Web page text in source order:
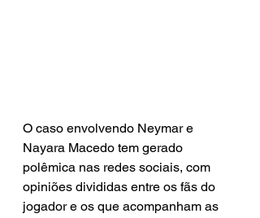
O caso envolvendo Neymar e
Nayara Macedo tem gerado
polêmica nas redes sociais, com
opiniões divididas entre os fãs do
jogador e os que acompanham as